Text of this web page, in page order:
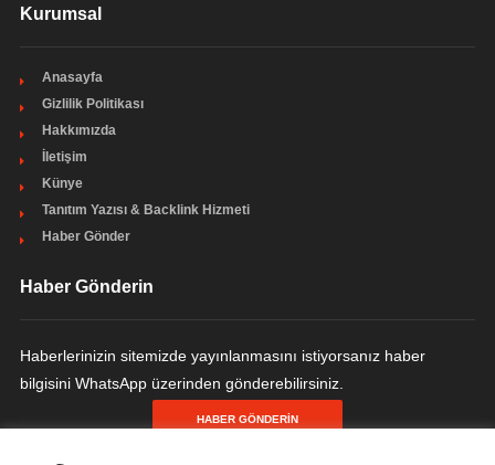
Kurumsal
Anasayfa
Gizlilik Politikası
Hakkımızda
İletişim
Künye
Tanıtım Yazısı & Backlink Hizmeti
Haber Gönder
Haber Gönderin
Haberlerinizin sitemizde yayınlanmasını istiyorsanız haber
bilgisini WhatsApp üzerinden gönderebilirsiniz.
HABER GÖNDERIN